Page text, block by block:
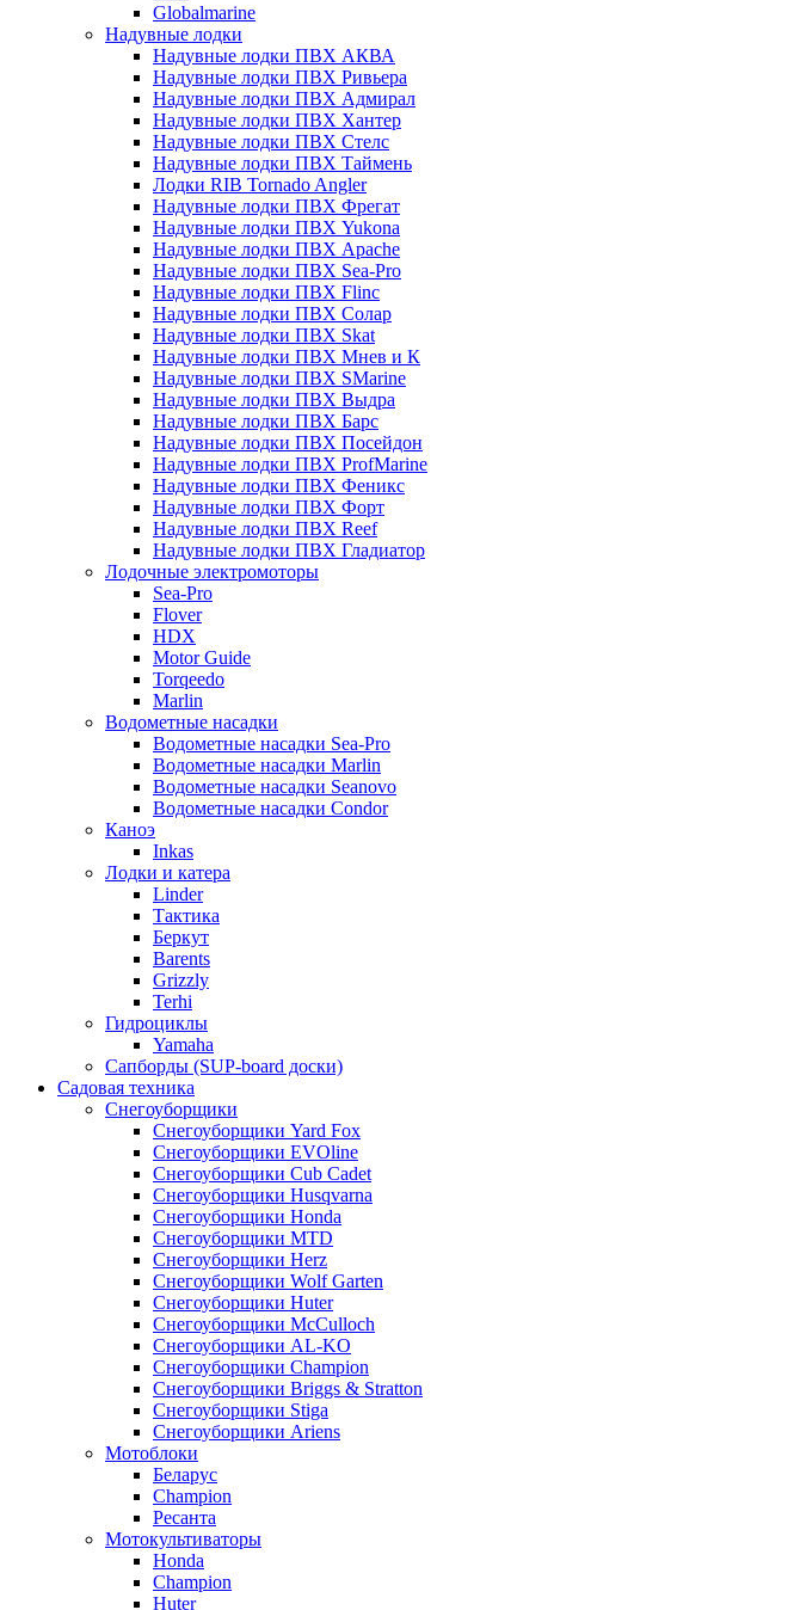
Globalmarine
Надувные лодки
Надувные лодки ПВХ АКВА
Надувные лодки ПВХ Ривьера
Надувные лодки ПВХ Адмирал
Надувные лодки ПВХ Хантер
Надувные лодки ПВХ Стелс
Надувные лодки ПВХ Таймень
Лодки RIB Tornado Angler
Надувные лодки ПВХ Фрегат
Надувные лодки ПВХ Yukona
Надувные лодки ПВХ Apache
Надувные лодки ПВХ Sea-Pro
Надувные лодки ПВХ Flinc
Надувные лодки ПВХ Солар
Надувные лодки ПВХ Skat
Надувные лодки ПВХ Мнев и К
Надувные лодки ПВХ SMarine
Надувные лодки ПВХ Выдра
Надувные лодки ПВХ Барс
Надувные лодки ПВХ Посейдон
Надувные лодки ПВХ ProfMarine
Надувные лодки ПВХ Феникс
Надувные лодки ПВХ Форт
Надувные лодки ПВХ Reef
Надувные лодки ПВХ Гладиатор
Лодочные электромоторы
Sea-Pro
Flover
HDX
Motor Guide
Torqeedo
Marlin
Водометные насадки
Водометные насадки Sea-Pro
Водометные насадки Marlin
Водометные насадки Seanovo
Водометные насадки Condor
Каноэ
Inkas
Лодки и катера
Linder
Тактика
Беркут
Barents
Grizzly
Terhi
Гидроциклы
Yamaha
Сапборды (SUP-board доски)
Садовая техника
Снегоуборщики
Снегоуборщики Yard Fox
Снегоуборщики EVOline
Снегоуборщики Cub Cadet
Снегоуборщики Husqvarna
Снегоуборщики Honda
Снегоуборщики MTD
Снегоуборщики Herz
Снегоуборщики Wolf Garten
Снегоуборщики Huter
Снегоуборщики McCulloch
Снегоуборщики AL-KO
Снегоуборщики Champion
Снегоуборщики Briggs & Stratton
Снегоуборщики Stiga
Снегоуборщики Ariens
Мотоблоки
Беларус
Champion
Ресанта
Мотокультиваторы
Honda
Champion
Huter